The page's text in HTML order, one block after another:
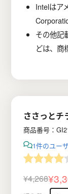
Intelはア
その他記
どは、商
ささっとチ
商品番号：
1件のユー
¥4,268
元
¥
現